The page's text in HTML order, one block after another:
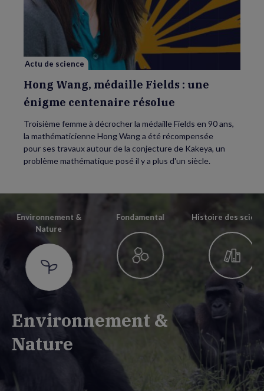
Wang,
médaille
Fields
une
énigme
centenaire
résolue
Actu de science
Hong Wang, médaille Fields : une
énigme centenaire résolue
Troisième femme à décrocher la médaille Fields en 90 ans,
la mathématicienne Hong Wang a été récompensée
pour ses travaux autour de la conjecture de Kakeya, un
problème mathématique posé il y a plus d'un siècle.
Environnement &
Nature
Environnement &
Nature
Fondamental Histoire des